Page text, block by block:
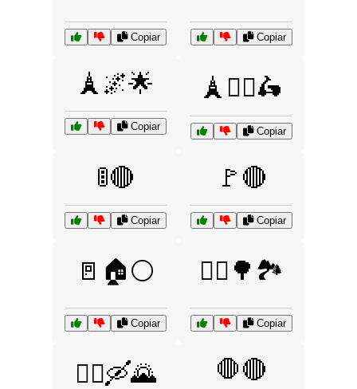
Copiar Copiar
🗼🌌🌟
Copiar
🗼🚶‍♂️🛵
Copiar
🚦🔴
Copiar
🚩🔴
Copiar
🚪🏠⚪
Copiar
🚴‍♂️🌳🏞️
Copiar
🚶‍♀️🛶🌄 🛑🔴